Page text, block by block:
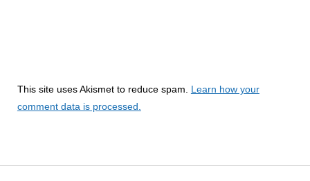
This site uses Akismet to reduce spam. Learn how your
comment data is processed.